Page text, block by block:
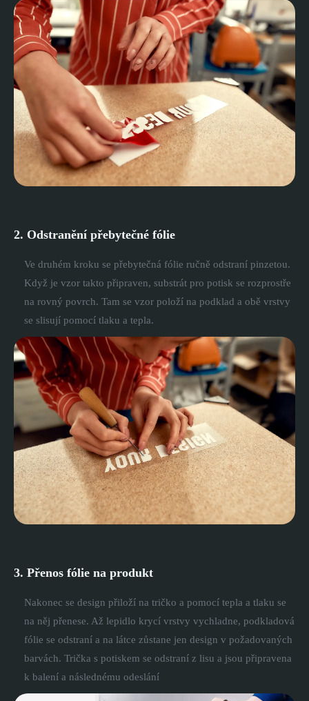
2. Odstranění přebytečné fólie
Ve druhém kroku se přebytečná fólie ručně odstraní pinzetou.
Když je vzor takto připraven, substrát pro potisk se rozprostře
na rovný povrch. Tam se vzor položí na podklad a obě vrstvy
se slisují pomocí tlaku a tepla.
3. Přenos fólie na produkt
Nakonec se design přiloží na tričko a pomocí tepla a tlaku se
na něj přenese. Až lepidlo krycí vrstvy vychladne, podkladová
fólie se odstraní a na látce zůstane jen design v požadovaných
barvách. Trička s potiskem se odstraní z lisu a jsou připravena
k balení a následnému odeslání